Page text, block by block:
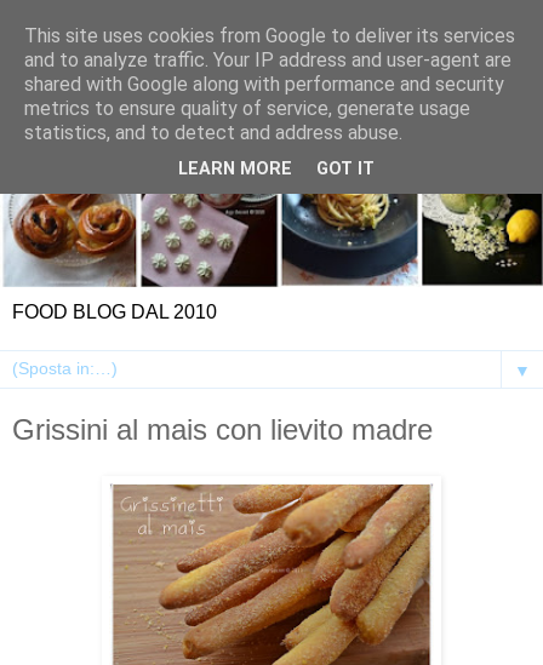
FOOD BLOG DAL 2010
▼
Grissini al mais con lievito madre
This site uses cookies from Google to deliver its services
and to analyze traffic. Your IP address and user-agent are
shared with Google along with performance and security
metrics to ensure quality of service, generate usage
statistics, and to detect and address abuse.
LEARN MORE GOT IT